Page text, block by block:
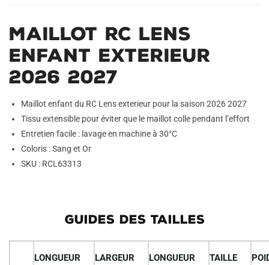
e
:
Maillot RC Lens
Enfant Exterieur
2026 2027
Maillot enfant du RC Lens exterieur pour la saison 2026 2027
Tissu extensible pour éviter que le maillot colle pendant l’effort
Entretien facile : lavage en machine à 30°C
Coloris : Sang et Or
SKU : RCL63313
GUIDES DES TAILLES
LONGUEUR LARGEUR LONGUEUR TAILLE